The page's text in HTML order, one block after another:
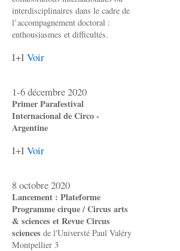
interdisciplinaires dans le cadre de
l’accompagnement doctoral :
enthousiasmes et difficultés.
I+I Voir
1-6 décembre 2020
Primer Parafestival
Internacional de Circo -
Argentine
I+I Voir
8 octobre 2020
Lancement : Plateforme
Programme cirque / Circus arts
& sciences et Revue Circus
sciences de l'Universté Paul Valéry
Montpellier 3